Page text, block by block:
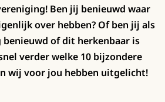
Ben jij benieuwd waar
over hebben? Of ben jij als
benieuwd of dit herkenbaar is
verder welke 10 bijzondere
wij voor jou hebben uitgelicht!